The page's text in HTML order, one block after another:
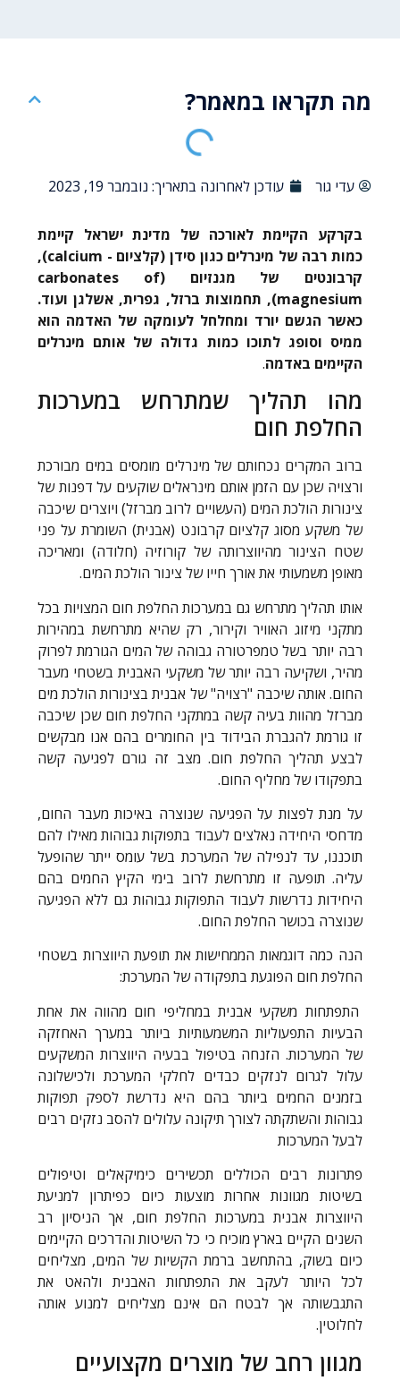
מה תקראו במאמר?
עדי גור עודכן לאחרונה בתאריך: נובמבר 19, 2023
בקרקע הקיימת לאורכה של מדינת ישראל קיימת
כמות רבה של מינרלים כגון סידן (קלציום - calcium
),
קרבונטים של מגנזיום (carbonates of
magnesium), תחמוצות ברזל, גפרית, אשלגן ועוד.
כאשר הגשם יורד ומחלחל לעומקה של האדמה הוא
ממיס וסופג לתוכו כמות גדולה של אותם מינרלים
הקיימים באדמה.
מהו תהליך שמתרחש במערכות
החלפת חום
ברוב המקרים נכחותם של מינרלים מומסים במים מבורכת
ורצויה שכן עם הזמן אותם מינראלים שוקעים על דפנות של
צינורות הולכת המים (העשויים לרוב מברזל) ויוצרים שיכבה
של משקע מסוג קלציום קרבונט (אבנית) השומרת על פני
שטח הצינור מהיווצרותה של קורוזיה (חלודה) ומאריכה
מאופן משמעותי את אורך חייו של צינור הולכת המים.
אותו תהליך מתרחש גם במערכות החלפת חום המצויות בכל
מתקני מיזוג האוויר וקירור, רק שהיא מתרחשת במהירות
רבה יותר בשל טמפרטורה גבוהה של המים הגורמת לפרוק
מהיר, ושקיעה רבה יותר של משקעי האבנית בשטחי מעבר
החום. אותה שיכבה "רצויה" של אבנית בצינורות הולכת מים
מברזל מהוות בעיה קשה במתקני החלפת חום שכן שיכבה
זו גורמת להגברת הבידוד בין החומרים בהם אנו מבקשים
לבצע תהליך החלפת חום. מצב זה גורם לפגיעה קשה
בתפקודו של מחליף החום.
על מנת לפצות על הפגיעה שנוצרה באיכות מעבר החום,
מדחסי היחידה נאלצים לעבוד בתפוקות גבוהות מאילו להם
תוכננו, עד לנפילה של המערכת בשל עומס ייתר שהופעל
עליה. תופעה זו מתרחשת לרוב בימי הקיץ החמים בהם
היחידות נדרשות לעבוד התפוקות גבוהות גם ללא הפגיעה
שנוצרה בכושר החלפת החום.
הנה כמה דוגמאות הממחישות את תופעת היווצרות בשטחי
החלפת חום הפוגעת בתפקודה של המערכת:
התפתחות משקעי אבנית במחליפי חום מהווה את אחת
הבעיות התפעוליות המשמעותיות ביותר במערך האחזקה
של המערכות. הזנחה בטיפול בבעיה היווצרות המשקעים
עלול לגרום לנזקים כבדים לחלקי המערכת ולכישלונה
בזמנים החמים ביותר בהם היא נדרשת לספק תפוקות
גבוהות והשתקתה לצורך תיקונה עלולים להסב נזקים רבים
לבעל המערכות
פתרונות רבים הכוללים תכשירים כימיקאלים וטיפולים
בשיטות מגוונות אחרות מוצעות כיום כפיתרון למניעת
היווצרות אבנית במערכות החלפת חום, אך הניסיון רב
השנים הקיים בארץ מוכיח כי כל השיטות והדרכים הקיימים
כיום בשוק, בהתחשב ברמת הקשיות של המים, מצליחים
לכל היותר לעקב את התפתחות האבנית ולהאט את
התגבשותה אך לבטח הם אינם מצליחים למנוע אותה
לחלוטין.
מגוון רחב של מוצרים מקצועיים